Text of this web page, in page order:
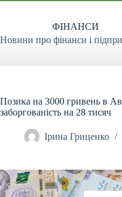
Перейти
ФІНАНСИ
Новини про фінанси і
Позика на 3000 гривень в
заборгованість на 28 тисяч
Ірина Гриценко